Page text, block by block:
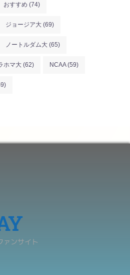
おすすめ (74)
ジョージア大 (69)
ノートルダム大 (65)
ホマ大 (62) NCAA(59)
ァンサイト